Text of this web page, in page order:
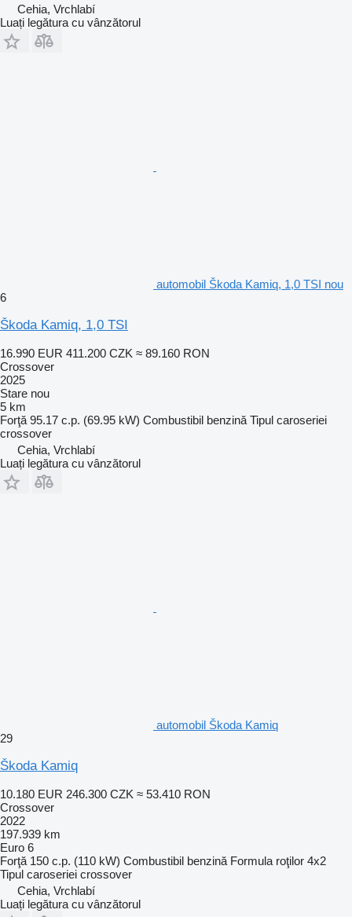
Cehia, Vrchlabí
Luați legătura cu vânzătorul
automobil Škoda Kamiq, 1,0 TSI nou
6
Škoda Kamiq, 1,0 TSI
16.990 EUR 411.200 CZK ≈ 89.160 RON
Crossover
2025
Stare nou
5 km
Forţă 95.17 c.p. (69.95 kW) Combustibil benzină Tipul caroseriei
crossover
Cehia, Vrchlabí
Luați legătura cu vânzătorul
automobil Škoda Kamiq
29
Škoda Kamiq
10.180 EUR 246.300 CZK ≈ 53.410 RON
Crossover
2022
197.939 km
Euro 6
Forţă 150 c.p. (110 kW) Combustibil benzină Formula roţilor 4x2
Tipul caroseriei crossover
Cehia, Vrchlabí
Luați legătura cu vânzătorul